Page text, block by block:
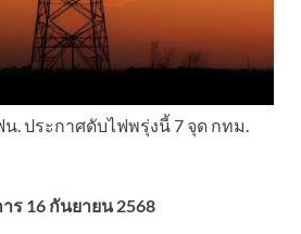
น. ประกาศดับไฟพรุ่งนี้ 7 จุด กทม.
16 กันยายน 2568